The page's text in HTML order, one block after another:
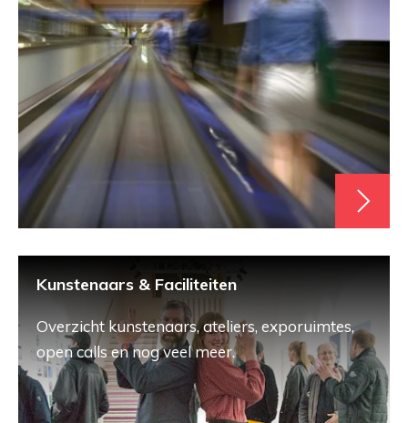
Kunstenaars & Faciliteiten
Overzicht kunstenaars, ateliers, exporuimtes,
open calls en nog veel meer.